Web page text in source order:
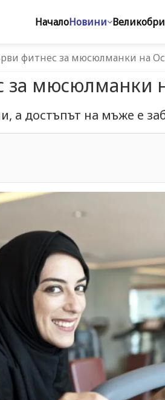
НачалоНовини
фитнес за мюсюлманки на
за мюсюлманки
а достъпът на мъже е